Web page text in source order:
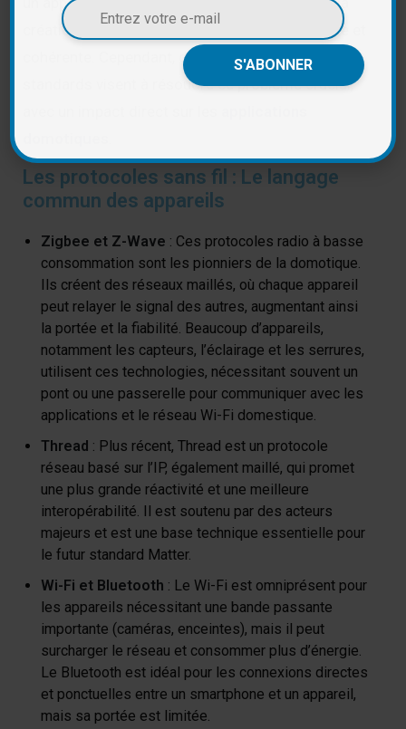
création d’une maison véritablement intelligente et
cohérente. Cependant, de nouvelles initiatives et
standards visent à résoudre ce problème crucial,
Les protocoles sans fil : Le langage
commun des appareils
Zigbee et Z-Wave : Ces protocoles radio à basse
consommation sont les pionniers de la domotique.
Ils créent des réseaux maillés, où chaque appareil
peut relayer le signal des autres, augmentant ainsi
la portée et la fiabilité. Beaucoup d’appareils,
notamment les capteurs, l’éclairage et les serrures,
utilisent ces technologies, nécessitant souvent un
pont ou une passerelle pour communiquer avec les
applications et le réseau Wi-Fi domestique.
Thread : Plus récent, Thread est un protocole
réseau basé sur l’IP, également maillé, qui promet
une plus grande réactivité et une meilleure
interopérabilité. Il est soutenu par des acteurs
majeurs et est une base technique essentielle pour
le futur standard Matter.
Wi-Fi et Bluetooth : Le Wi-Fi est omniprésent pour
les appareils nécessitant une bande passante
importante (caméras, enceintes), mais il peut
surcharger le réseau et consommer plus d’énergie.
Le Bluetooth est idéal pour les connexions directes
et ponctuelles entre un smartphone et un appareil,
mais sa portée est limitée.